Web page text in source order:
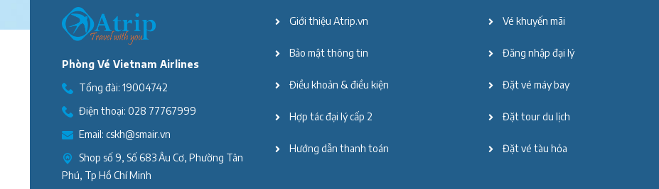
Phòng Vé Vietnam Airlines
Tổng đài: 19004742
Điện thoại: 028 77767999
Email: cskh@smair.vn
Shop số 9, Số 683 Âu Cơ, Phường Tân
Phú, Tp Hồ Chí Minh
Giới thiệu Atrip.vn
Bảo mật thông tin
Điều khoản & điều kiện
Hợp tác đại lý cấp 2
Hướng dẫn thanh toán
Vé khuyến mãi
Đăng nhập đại lý
Đặt vé máy bay
Đặt tour du lịch
Đặt vé tàu hỏa